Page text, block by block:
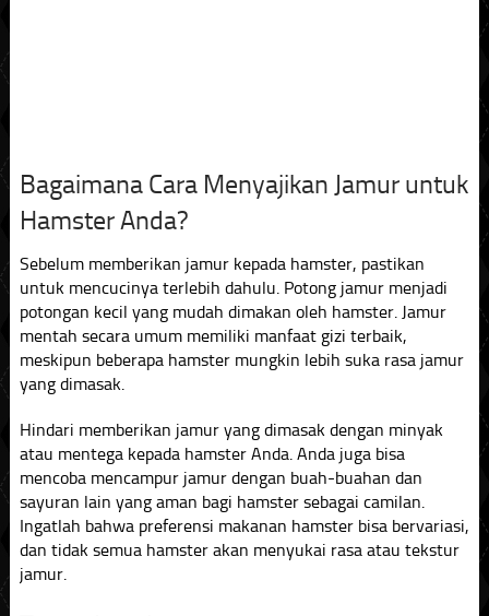
Bagaimana Cara Menyajikan Jamur untuk
Hamster Anda?
Sebelum memberikan jamur kepada hamster, pastikan
untuk mencucinya terlebih dahulu. Potong jamur menjadi
potongan kecil yang mudah dimakan oleh hamster. Jamur
mentah secara umum memiliki manfaat gizi terbaik,
meskipun beberapa hamster mungkin lebih suka rasa jamur
yang dimasak.
Hindari memberikan jamur yang dimasak dengan minyak
atau mentega kepada hamster Anda. Anda juga bisa
mencoba mencampur jamur dengan buah-buahan dan
sayuran lain yang aman bagi hamster sebagai camilan.
Ingatlah bahwa preferensi makanan hamster bisa bervariasi,
dan tidak semua hamster akan menyukai rasa atau tekstur
jamur.